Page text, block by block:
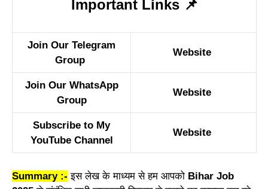
Important Links 📌
Join Our Telegram
Group
Website
Join Our WhatsApp
Group
Website
Subscribe to My
YouTube Channel
Website
Summary :- इस लेख के माध्यम से हम आपको Bihar Job